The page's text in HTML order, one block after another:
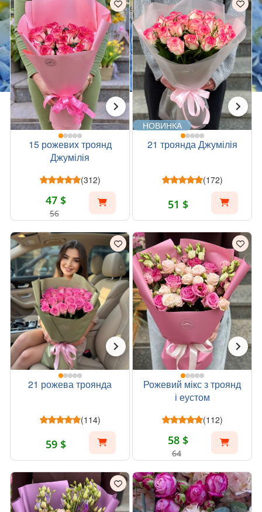
15 рожевих троянд
Джумілія
(312)
47 $
56
НОВИНКА
21 троянда Джумілія
(172)
51 $
21 рожева троянда
(114)
59 $
Рожевий мікс з троянд
і еустом
(112)
58 $
64